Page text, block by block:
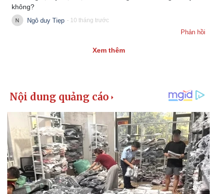
không?
Ngô duy Tiẹp - 10 tháng trước
Phản hồi
Xem thêm